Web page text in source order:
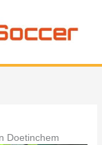
Doetinchem